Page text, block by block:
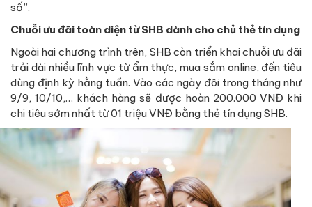
số”.
Chuỗi ưu đãi toàn diện từ SHB dành cho chủ thẻ tín dụng
Ngoài hai chương trình trên, SHB còn triển khai chuỗi ưu đãi
trải dài nhiều lĩnh vực từ ẩm thực, mua sắm online, đến tiêu
dùng định kỳ hằng tuần. Vào các ngày đôi trong tháng như
9/9, 10/10,… khách hàng sẽ được hoàn 200.000 VNĐ khi
chi tiêu sớm nhất từ 01 triệu VNĐ bằng thẻ tín dụng SHB.